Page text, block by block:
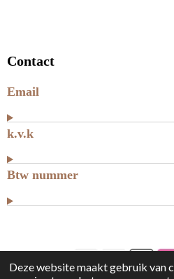
Deze website maakt gebruik van
Contact
Email
k.v.k
Btw nummer